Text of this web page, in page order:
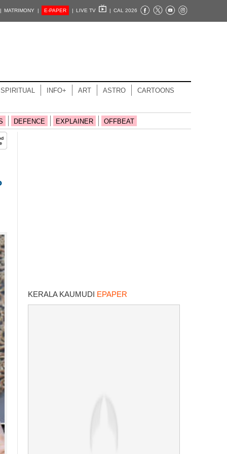
MATRIMONY | E-PAPER | LIVE TV | CAL 2026
SPIRITUAL INFO+ ART ASTRO CARTOONS
DEFENCE EXPLAINER OFFBEAT
KERALA KAUMUDI EPAPER